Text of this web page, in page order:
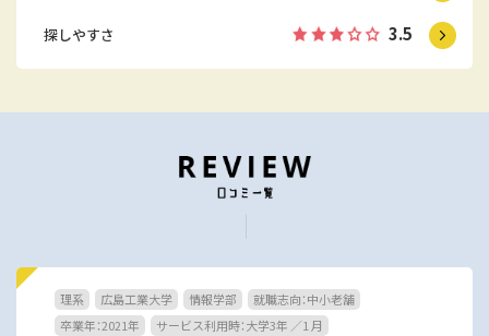
探しやすさ 3.5
理系 広島工業大学 情報学部
就職志向：中小老舗
卒業年：2021年
サービス利用時：大学3年 ／1 月